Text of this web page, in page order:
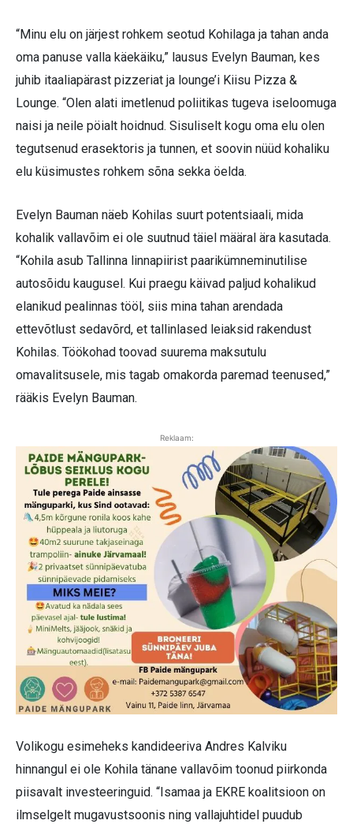
“Minu elu on järjest rohkem seotud Kohilaga ja tahan anda
oma panuse valla käekäiku,” lausus Evelyn Bauman, kes
juhib itaaliapärast pizzeriat ja lounge’i Kiisu Pizza &
Lounge. “Olen alati imetlenud poliitikas tugeva iseloomuga
naisi ja neile pöialt hoidnud. Sisuliselt kogu oma elu olen
tegutsenud erasektoris ja tunnen, et soovin nüüd kohaliku
elu küsimustes rohkem sõna sekka öelda.
Evelyn Bauman näeb Kohilas suurt potentsiaali, mida
kohalik vallavõim ei ole suutnud täiel määral ära kasutada.
“Kohila asub Tallinna linnapiirist paarikümneminutilise
autosõidu kaugusel. Kui praegu käivad paljud kohalikud
elanikud pealinnas tööl, siis mina tahan arendada
ettevõtlust sedavõrd, et tallinlased leiaksid rakendust
Kohilas. Töökohad toovad suurema maksutulu
omavalitsusele, mis tagab omakorda paremad teenused,”
rääkis Evelyn Bauman.
Reklaam:
Volikogu esimeheks kandideeriva Andres Kalviku
hinnangul ei ole Kohila tänane vallavõim toonud piirkonda
piisavalt investeeringuid. “Isamaa ja EKRE koalitsioon on
ilmselgelt mugavustsoonis ning vallajuhtidel puudub